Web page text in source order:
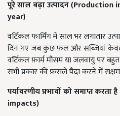
पूरे साल बढ़ा उत्पादन (Production
year)
वर्टिकल फार्मिंग में साल भर लगातार
दिन गए जब कुछ फल और सब्जियां
वर्टिकल फ़ार्म मौसम या जलवायु पर
सभी प्रकार की फ़सलें पैदा करने में
पर्यावरणीय प्रभावों को समाप्त करता
impacts)